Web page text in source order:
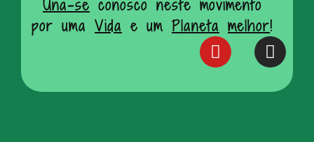
Una-se conosco neste movimento
por uma Vida e um Planeta melhor!